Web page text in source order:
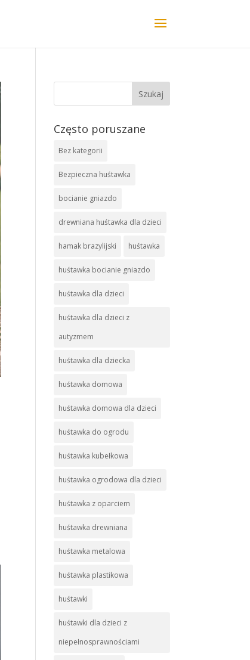
Często poruszane
Bez kategorii
Bezpieczna huśtawka
bocianie gniazdo
drewniana huśtawka dla dzieci
hamak brazylijski huśtawka
huśtawka bocianie gniazdo
huśtawka dla dzieci
huśtawka dla dzieci z
autyzmem
huśtawka dla dziecka
huśtawka domowa
huśtawka domowa dla dzieci
huśtawka do ogrodu
huśtawka kubełkowa
huśtawka ogrodowa dla dzieci
huśtawka z oparciem
huśtawka drewniana
huśtawka metalowa
huśtawka plastikowa
huśtawki
huśtawki dla dzieci z
niepełnosprawnościami